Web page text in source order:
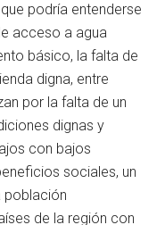
podría entenderse
acceso a agua
básico, la falta de
digna, entre
por la falta de un
dignas y
con bajos
sociales, un
población
de la región con